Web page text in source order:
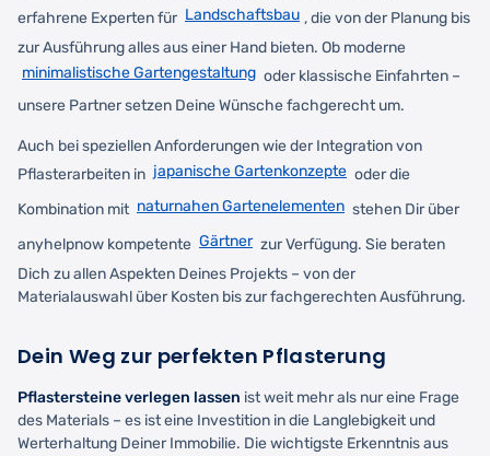
erfahrene Experten für Landschaftsbau , die von der Planung bis
zur Ausführung alles aus einer Hand bieten. Ob moderne
minimalistische Gartengestaltung oder klassische Einfahrten –
unsere Partner setzen Deine Wünsche fachgerecht um.
Auch bei speziellen Anforderungen wie der Integration von
Pflasterarbeiten in japanische Gartenkonzepte oder die
Kombination mit naturnahen Gartenelementen stehen Dir über
anyhelpnow kompetente Gärtner zur Verfügung. Sie beraten
Dich zu allen Aspekten Deines Projekts – von der
Materialauswahl über Kosten bis zur fachgerechten Ausführung.
Dein Weg zur perfekten Pflasterung
Pflastersteine verlegen lassen ist weit mehr als nur eine Frage
des Materials – es ist eine Investition in die Langlebigkeit und
Werterhaltung Deiner Immobilie. Die wichtigste Erkenntnis aus